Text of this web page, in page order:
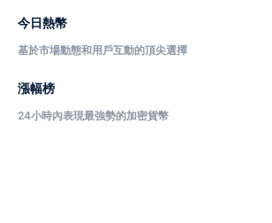
今日熱幣
基於市場動態和用戶互動的頂尖選擇
漲幅榜
24小時內表現最強勢的加密貨幣